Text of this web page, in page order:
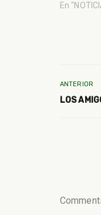
En
ANTERIOR
LOS